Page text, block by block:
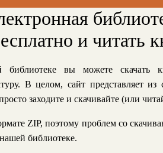
и читать
вы можете скачать
В целом, сайт представляет
заходите и скачивайте (или
ZIP, поэтому проблем со
библиотеке.